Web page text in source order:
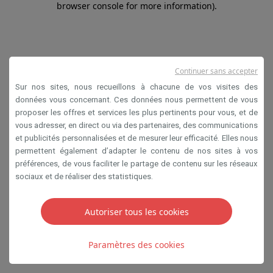
browser console for more information).
Sur nos sites, nous recueillons à chacune de vos visites des
données vous concernant. Ces données nous permettent de vous
proposer les offres et services les plus pertinents pour vous, et de
vous adresser, en direct ou via des partenaires, des communications
et publicités personnalisées et de mesurer leur efficacité. Elles nous
permettent également d’adapter le contenu de nos sites à vos
préférences, de vous faciliter le partage de contenu sur les réseaux
sociaux et de réaliser des statistiques.
Autoriser tous les cookies
Paramètres des cookies
Continuer sans accepter